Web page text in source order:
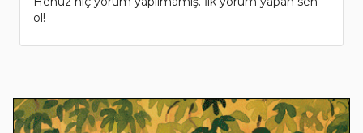
ol!